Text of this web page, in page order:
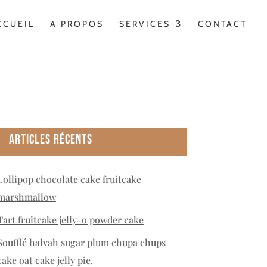
A PROPOS SERVICES CONTACT
Articles récents
chocolate cake fruitcake
fruitcake jelly-o powder cake
halvah sugar plum chupa chups
oat cake jelly pie.